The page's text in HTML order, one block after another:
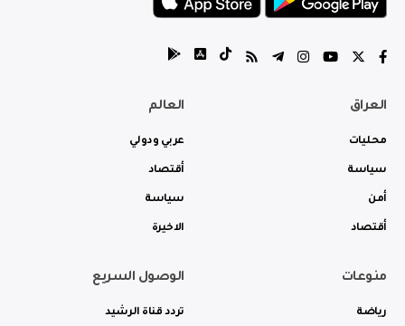
العراق
محليات
سياسة
أمن
أقتصاد
العالم
عربي ودولي
أقتصاد
سياسة
الاخيرة
منوعات
رياضة
الوصول السريع
تردد قناة الرشيد